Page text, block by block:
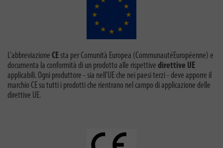
L'abbreviazione CEsta per Comunità Europea (CommunautéEuropéenne) e
documenta la conformità di un prodotto alle rispettive direttive UE
applicabili. Ogni produttore - sia nell'UE che nei paesi terzi - deve apporre il
marchio CE su tutti i prodotti che rientrano nel campo di applicazione delle
direttive UE.